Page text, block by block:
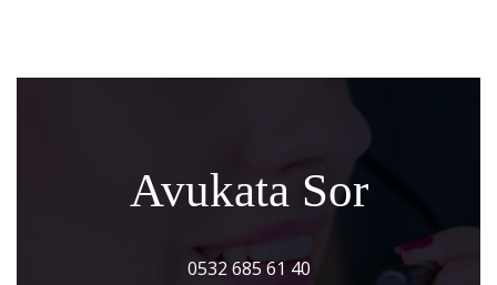
Avukata Sor
0532 685 61 40